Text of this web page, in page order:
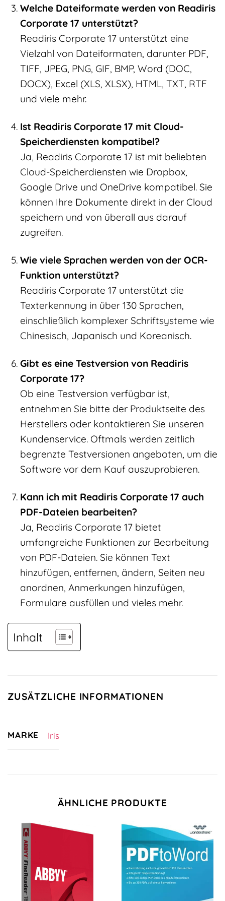
Welche Dateiformate werden von Readiris
Corporate 17 unterstützt?
Readiris Corporate 17 unterstützt eine
Vielzahl von Dateiformaten, darunter PDF,
TIFF, JPEG, PNG, GIF, BMP, Word (DOC,
DOCX), Excel (XLS, XLSX), HTML, TXT, RTF
und viele mehr.
Ist Readiris Corporate 17 mit Cloud-
Speicherdiensten kompatibel?
Ja, Readiris Corporate 17 ist mit beliebten
Cloud-Speicherdiensten wie Dropbox,
Google Drive und OneDrive kompatibel. Sie
können Ihre Dokumente direkt in der Cloud
speichern und von überall aus darauf
zugreifen.
Wie viele Sprachen werden von der OCR-
Funktion unterstützt?
Readiris Corporate 17 unterstützt die
Texterkennung in über 130 Sprachen,
einschließlich komplexer Schriftsysteme wie
Chinesisch, Japanisch und Koreanisch.
Gibt es eine Testversion von Readiris
Corporate 17?
Ob eine Testversion verfügbar ist,
entnehmen Sie bitte der Produktseite des
Herstellers oder kontaktieren Sie unseren
Kundenservice. Oftmals werden zeitlich
begrenzte Testversionen angeboten, um die
Software vor dem Kauf auszuprobieren.
Kann ich mit Readiris Corporate 17 auch
PDF-Dateien bearbeiten?
Ja, Readiris Corporate 17 bietet
umfangreiche Funktionen zur Bearbeitung
von PDF-Dateien. Sie können Text
hinzufügen, entfernen, ändern, Seiten neu
anordnen, Anmerkungen hinzufügen,
Formulare ausfüllen und vieles mehr.
Inhalt
ZUSÄTZLICHE INFORMATIONEN
MARKE Iris
ÄHNLICHE PRODUKTE